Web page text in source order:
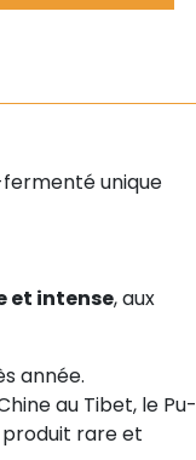
unique
et intense, aux
année.
au Tibet, le Pu-
rare et